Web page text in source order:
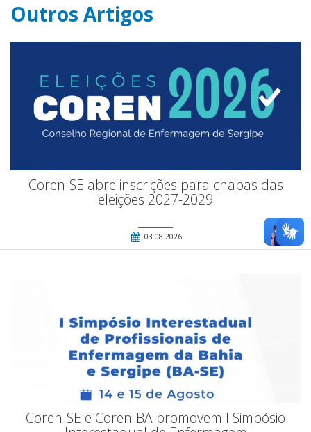
Outros Artigos
Coren-SE abre inscrições para chapas das
eleições 2027-2029
03.08.2026
Coren-SE e Coren-BA promovem I Simpósio